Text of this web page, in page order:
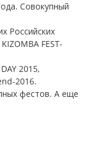
Совокупный
Российских
FEST-
2015,
2016.
фестов. А еще